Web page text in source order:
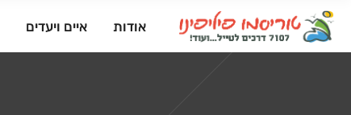
אודות איים ויעדים